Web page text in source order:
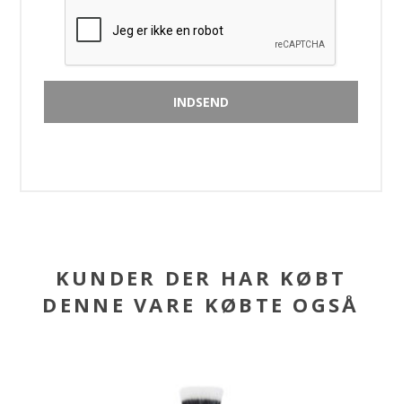
KUNDER DER HAR KØBT
DENNE VARE KØBTE OGSÅ